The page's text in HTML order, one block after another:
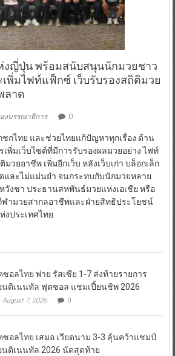
งญี่ปุ่น พร้อมสนับสนุนนักมวยชาว
เพิ่มไฟท์แฟ็กซ์ เว็บรับรองสถิติมวย
ลาด
งบรรณาธิการ 0
ไทย และช่วยไทยแก้ปัญหาทุกเรื่อง ด้าน
พิ่มเว็บไซต์ที่มีการรับรองผลมวยอย่าง ไฟท์
วยอาชีพ เพิ่มอีกเว็บ หลังเว็บเก่า บล็อกเล็ก
และไม่แม่นยำ จนกระทบกับนักมวยหลาย
วังชา ประธานสหพันธ์มวยแห่งเอเชีย หรือ
ฬามวยสากลอาชีพและฝ่ายสิทธิประโยชน์
ประเทศไทย
ซอลไทย พ่าย รัสเซีย 1-7 ส่งท้ายรายการ
นติเนนทัล ฟุตซอล แชมเปี้ยนชิพ 2026
August 7, 2026 0
ซอลไทย เสมอ เวียดนาม 3-3 ลุ้นคว้าแชมป์
นติเนนทัล 2026 นัดสุดท้าย